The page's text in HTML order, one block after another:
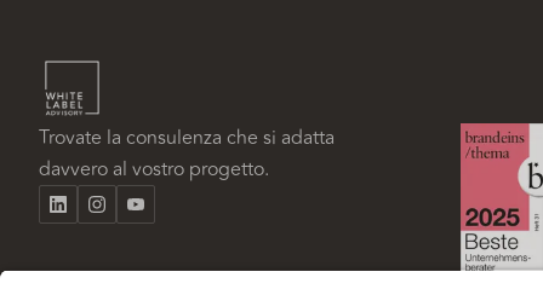
Trovate la consulenza che si adatta
davvero al vostro progetto.